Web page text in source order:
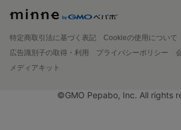
特定商取引法に基づく表記
Cookieの使用について
広告識別子の取得・利用
プライバシーポリシー
メディアキット
©GMO Pepabo, Inc. All rights